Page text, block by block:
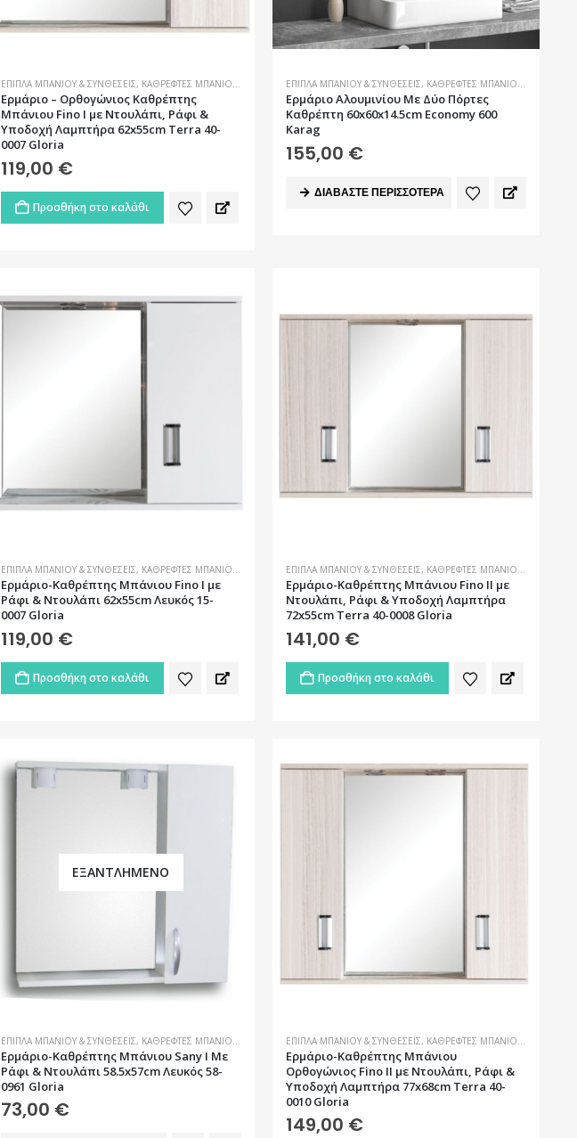
ΈΠΙΠΛΑ ΜΠΆΝΙΟΥ & ΣΥΝΘΈΣΕΙΣ, ΚΑΘΡΈΦΤΕΣ ΜΠΆΝΙΟΥ ,
Ερμάριο – Ορθογώνιος Καθρέπτης
Μπάνιου Fino I με Ντουλάπι, Ράφι &
Υποδοχή Λαμπτήρα 62x55cm Terra 40-
0007 Gloria
119,00 €
Προσθήκη στο καλάθι
ΈΠΙΠΛΑ ΜΠΆΝΙΟΥ & ΣΥΝΘΈΣΕΙΣ, ΚΑΘΡΈΦΤΕΣ ΜΠΆΝΙΟΥ ,
Ερμάριο Αλουμινίου Με Δύο Πόρτες
Καθρέπτη 60x60x14.5cm Economy 600
Karag
155,00 €
ΔΙΑΒΆΣΤΕ ΠΕΡΙΣΣΌΤΕΡΑ
ΈΠΙΠΛΑ ΜΠΆΝΙΟΥ & ΣΥΝΘΈΣΕΙΣ, ΚΑΘΡΈΦΤΕΣ ΜΠΆΝΙΟΥ ,
Ερμάριο-Καθρέπτης Μπάνιου Fino I με
Ράφι & Ντουλάπι 62x55cm Λευκός 15-
0007 Gloria
119,00 €
Προσθήκη στο καλάθι
ΈΠΙΠΛΑ ΜΠΆΝΙΟΥ & ΣΥΝΘΈΣΕΙΣ, ΚΑΘΡΈΦΤΕΣ ΜΠΆΝΙΟΥ ,
Ερμάριο-Καθρέπτης Μπάνιου Fino II με
Ντουλάπι, Ράφι & Υποδοχή Λαμπτήρα
72x55cm Terra 40-0008 Gloria
141,00 €
Προσθήκη στο καλάθι
ΕΞΑΝΤΛΗΜΈΝΟ
ΈΠΙΠΛΑ ΜΠΆΝΙΟΥ & ΣΥΝΘΈΣΕΙΣ, ΚΑΘΡΈΦΤΕΣ ΜΠΆΝΙΟΥ
Ερμάριο-Καθρέπτης Μπάνιου Sany I Με
Ράφι & Ντουλάπι 58.5x57cm Λευκός 58-
0961 Gloria
73,00 €
ΈΠΙΠΛΑ ΜΠΆΝΙΟΥ & ΣΥΝΘΈΣΕΙΣ, ΚΑΘΡΈΦΤΕΣ ΜΠΆΝΙΟΥ
Ερμάριο-Καθρέπτης Μπάνιου
Ορθογώνιος Fino II με Ντουλάπι, Ράφι &
Υποδοχή Λαμπτήρα 77x68cm Terra 40-
0010 Gloria
149,00 €